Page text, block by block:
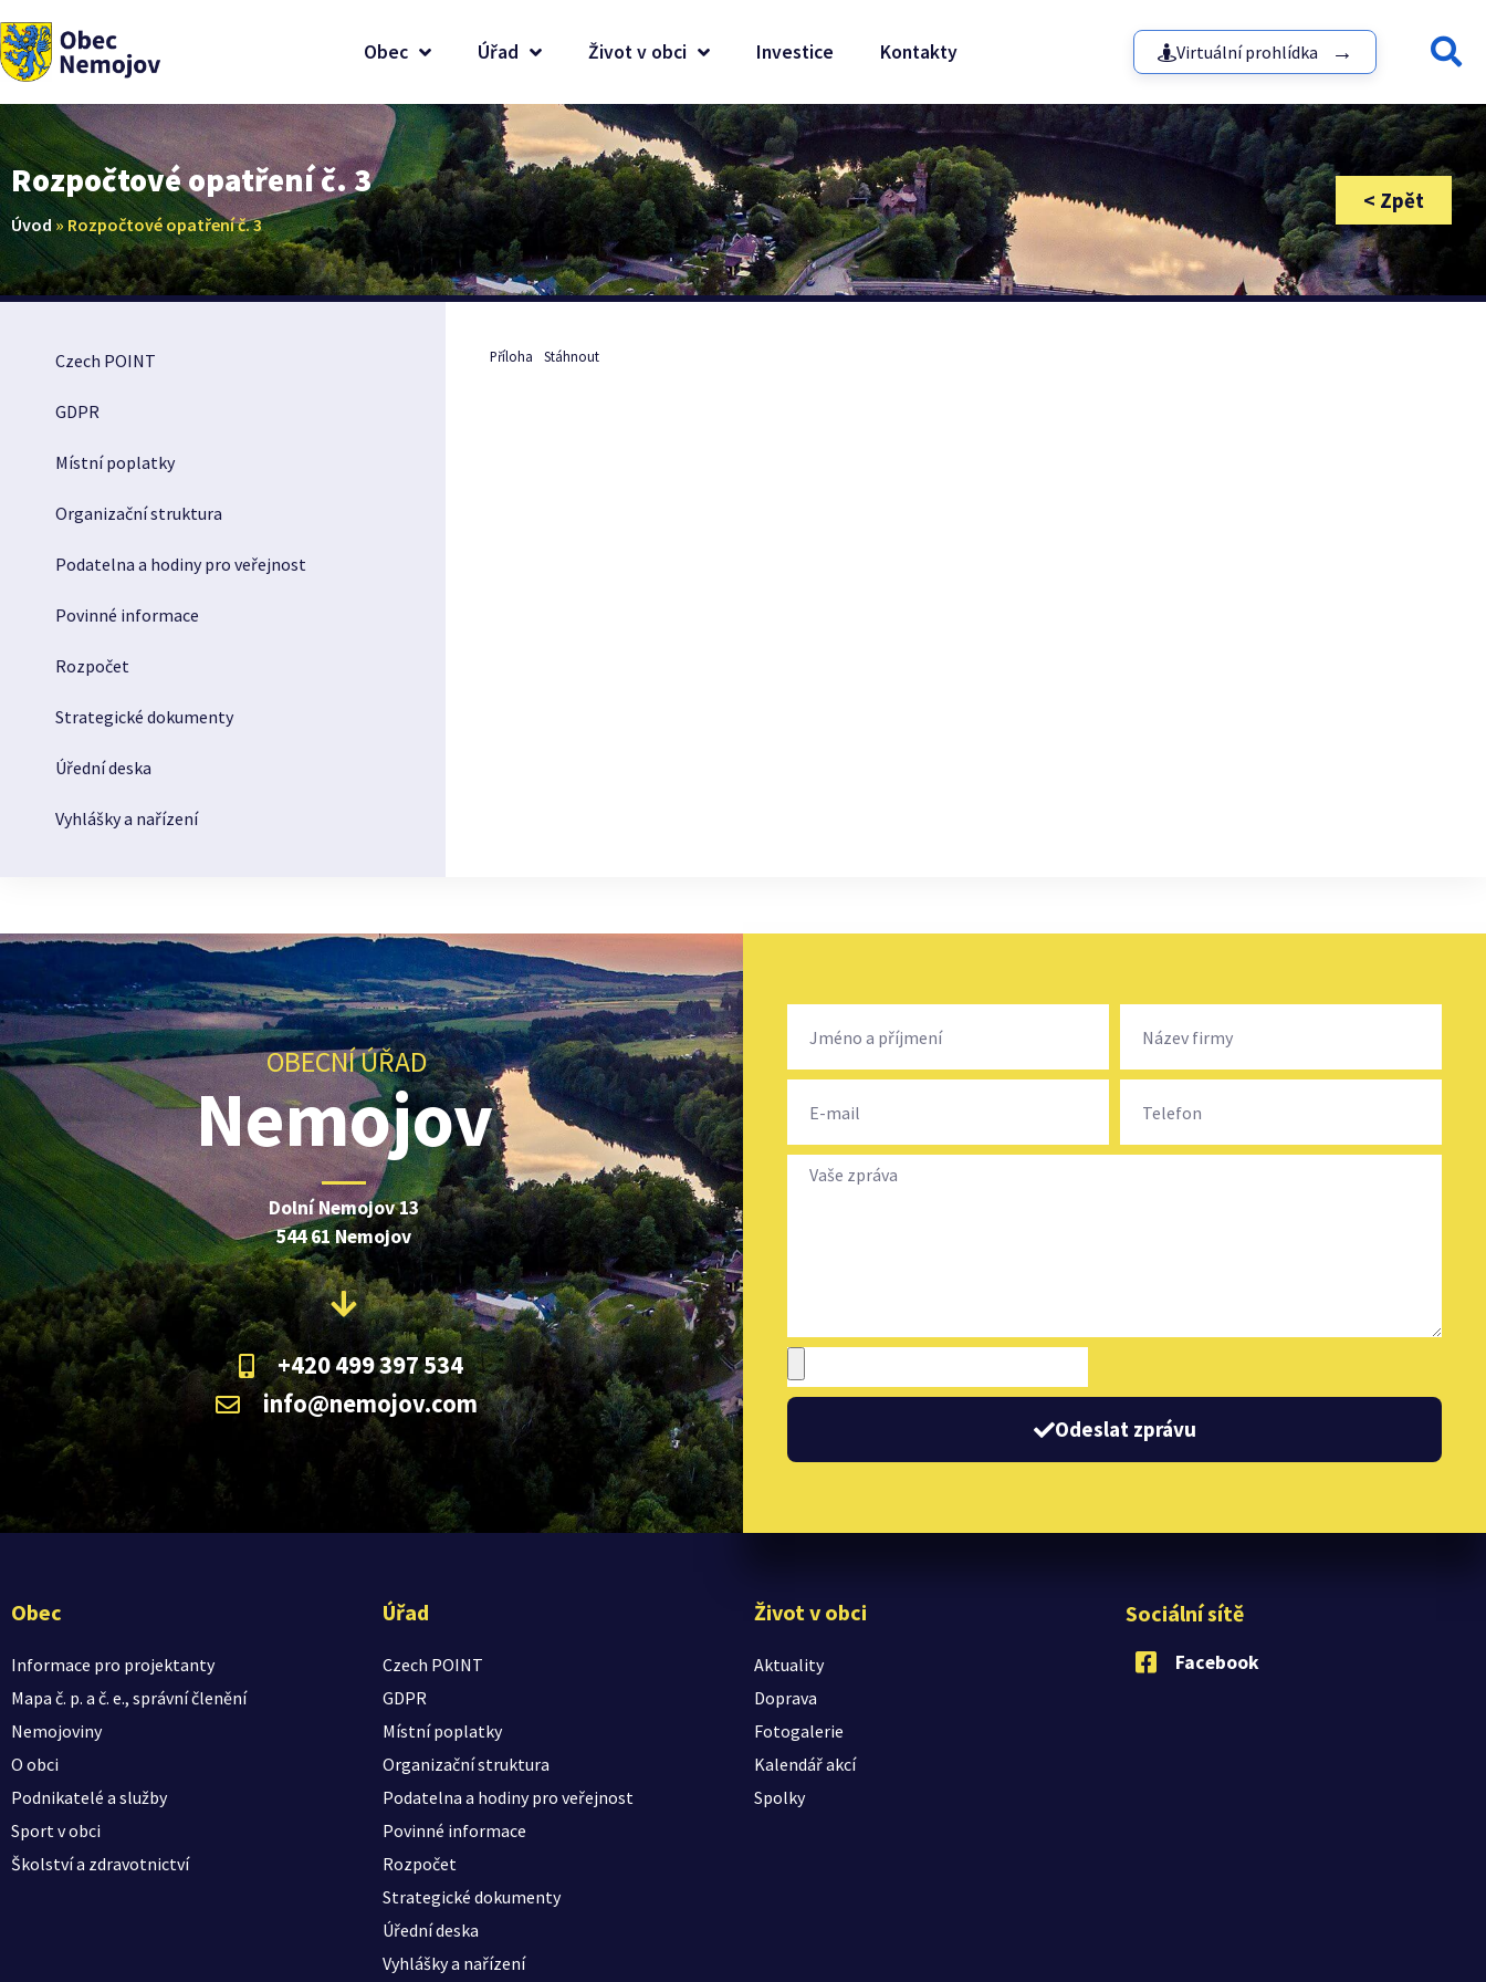
Obec Úřad Život v obci Investice Kontakty Virtuální prohlídka
Rozpočtové opatření č. 3
Úvod »Rozpočtové opatření č. 3
Czech POINT
GDPR
Místní poplatky
Organizační struktura
Podatelna a hodiny pro veřejnost
Povinné informace
Rozpočet
Strategické dokumenty
Úřední deska
Vyhlášky a nařízení
Příloha Stáhnout
OBECNÍ ÚŘAD
Nemojov
Dolní Nemojov 13
544 61 Nemojov
+420 499 397 534
info@nemojov.com
Odeslat zprávu
Obec
Informace pro projektanty
Mapa č. p. a č. e., správní členění
Nemojoviny
O obci
Podnikatelé a služby
Sport v obci
Školství a zdravotnictví
Úřad
Czech POINT
GDPR
Místní poplatky
Organizační struktura
Podatelna a hodiny pro veřejnost
Povinné informace
Rozpočet
Strategické dokumenty
Úřední deska
Vyhlášky a nařízení
Život v obci
Aktuality
Doprava
Fotogalerie
Kalendář akcí
Spolky
Sociální sítě
Facebook